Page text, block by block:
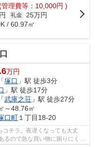
管理費等：10,000円 )
礼金 25万円
/ 60.97㎡
万円
「塚口 」駅 徒歩3分
」駅 徒歩17分
「武庫之荘 」駅 徒歩27分
～48.76㎡
口町１丁目18-20
コチラ。夜遅くなっても大丈
るので急な買い物に困りにくい